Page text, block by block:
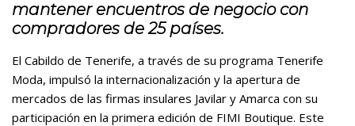
mantener encuentros de negocio con
compradores de 25 países.
El Cabildo de Tenerife, a través de su programa Tenerife
Moda, impulsó la internacionalización y la apertura de
mercados de las firmas insulares Javilar y Amarca con su
participación en la primera edición de FIMI Boutique. Este